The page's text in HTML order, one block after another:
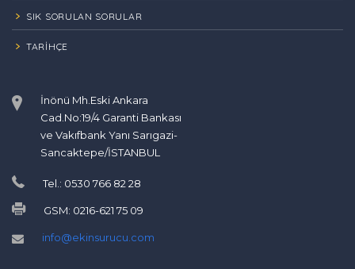
SIK SORULAN SORULAR
TARIHÇE
İnönü Mh.Eski Ankara
Cad.No:19/4 Garanti Bankası
ve Vakıfbank Yanı Sarıgazi-
Sancaktepe/İSTANBUL
Tel.: 0530 766 82 28
GSM: 0216-621 75 09
info@ekinsurucu.com